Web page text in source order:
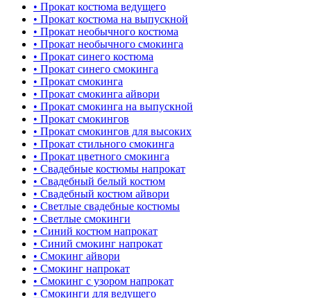
• Прокат костюма ведущего
• Прокат костюма на выпускной
• Прокат необычного костюма
• Прокат необычного смокинга
• Прокат синего костюма
• Прокат синего смокинга
• Прокат смокинга
• Прокат смокинга айвори
• Прокат смокинга на выпускной
• Прокат смокингов
• Прокат смокингов для высоких
• Прокат стильного смокинга
• Прокат цветного смокинга
• Свадебные костюмы напрокат
• Свадебный белый костюм
• Свадебный костюм айвори
• Светлые свадебные костюмы
• Светлые смокинги
• Синий костюм напрокат
• Синий смокинг напрокат
• Смокинг айвори
• Смокинг напрокат
• Смокинг с узором напрокат
• Смокинги для ведущего